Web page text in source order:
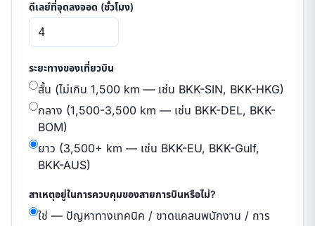
ดีเลย์ที่จุดลงจอด (ชั่วโมง)
ระยะทางของเที่ยวบิน
สั้น (ไม่เกิน 1,500 km — เช่น BKK-SIN, BKK-HKG)
กลาง (1,500-3,500 km — เช่น BKK-DEL, BKK-
BOM)
ยาว (3,500+ km — เช่น BKK-EU, BKK-Gulf,
BKK-AUS)
สาเหตุอยู่ในการควบคุมของสายการบินหรือไม่?
ใช่ — ปัญหาทางเทคนิค / ขาดแคลนพนักงาน / การ